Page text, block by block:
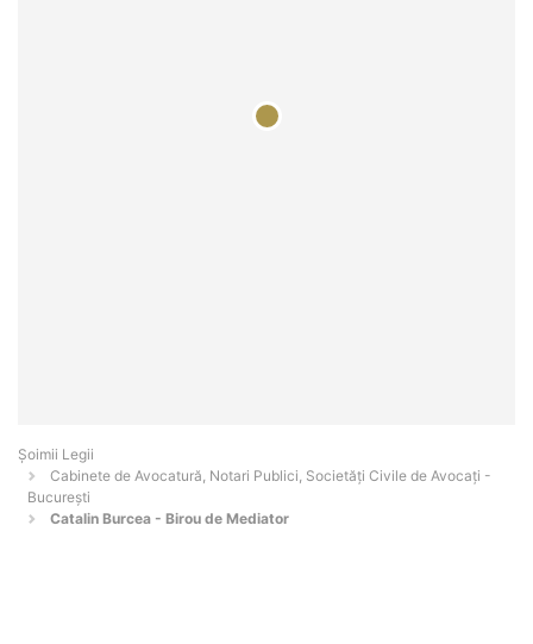
Șoimii Legii
Cabinete de Avocatură, Notari Publici, Societăți Civile de Avocați -
Bucureşti
Catalin Burcea - Birou de Mediator